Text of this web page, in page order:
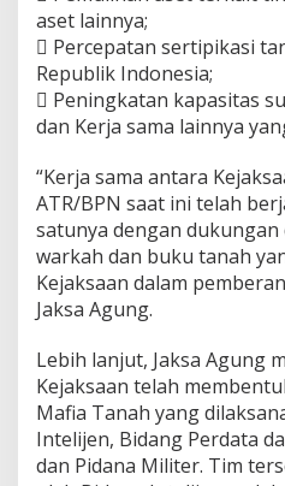
aset lainnya;
 Percepatan sertipikasi
Republik Indonesia;
 Peningkatan kapasitas
dan Kerja sama lainnya
“Kerja sama antara
ATR/BPN saat ini telah
satunya dengan
warkah dan buku tanah
Kejaksaan dalam
Jaksa Agung.
Lebih lanjut, Jaksa Agung
Kejaksaan telah
Mafia Tanah yang
Intelijen, Bidang Perdata
dan Pidana Militer. Tim